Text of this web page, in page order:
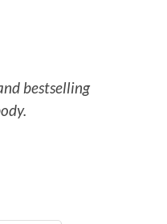
bestselling